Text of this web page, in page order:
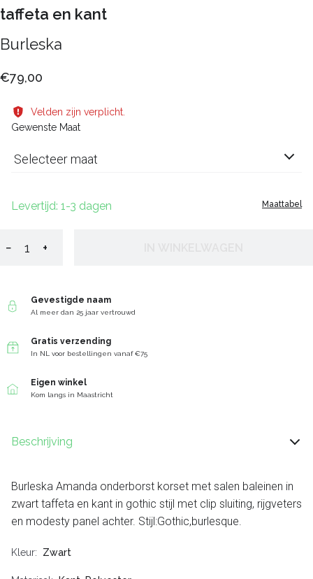
taffeta en kant
Burleska
€79,00
Velden zijn verplicht.
Gewenste Maat
Selecteer maat
Maattabel
Levertijd: 1-3 dagen
− +
Gevestigde naam
Al meer dan 25 jaar vertrouwd
Gratis verzending
In NL voor bestellingen vanaf €75
Eigen winkel
Kom langs in Maastricht
Beschrijving
Burleska Amanda onderborst korset met salen baleinen in
zwart taffeta en kant in gothic stijl met clip sluiting, rijgveters
en modesty panel achter. Stijl:Gothic,burlesque.
Kleur Zwart